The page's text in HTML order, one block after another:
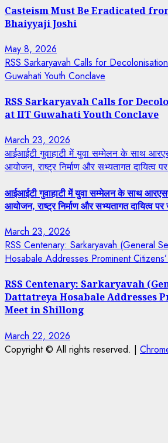
Casteism Must Be Eradicated
Bhaiyyaji Joshi
May 8, 2026
RSS Sarkaryavah Calls for
Guwahati Youth Conclave
RSS Sarkaryavah Calls for
at IIT Guwahati Youth Conclave
March 23, 2026
आईआईटी गुवाहाटी में युवा सम्मेलन के साथ
आयोजन, राष्ट्र निर्माण और सभ्यतागत दायित्व
आईआईटी गुवाहाटी में युवा सम्मेलन के साथ
आयोजन, राष्ट्र निर्माण और सभ्यतागत दायित्व पर
March 23, 2026
RSS Centenary: Sarkaryavah (General
Hosabale Addresses Prominent
RSS Centenary: Sarkaryavah
Dattatreya Hosabale Addresses
Meet in Shillong
March 22, 2026
Copyright © All rights reserved. |